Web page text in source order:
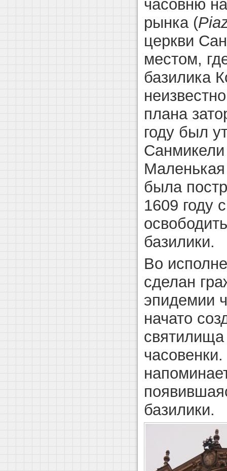
часовню
рынка (
церкви
местом,
базилика
плана
году был
была
1609 году
базилики.
Во
сделан
эпидемии
начато
базилики.